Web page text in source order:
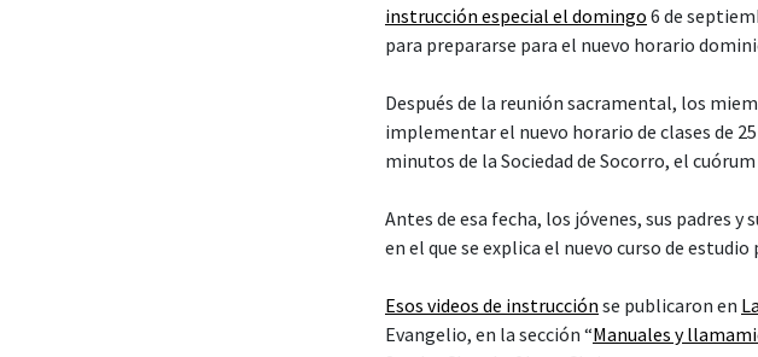
instrucción especial el domingo 6 de
para prepararse para el nuevo horario
Después de la reunión sacramental, los
implementar el nuevo horario de clases de
minutos de la Sociedad de Socorro, el
Antes de esa fecha, los jóvenes, sus padres
en el que se explica el nuevo curso de estudio
Esos videos de instrucción se publicaron en
Evangelio, en la sección “Manuales y